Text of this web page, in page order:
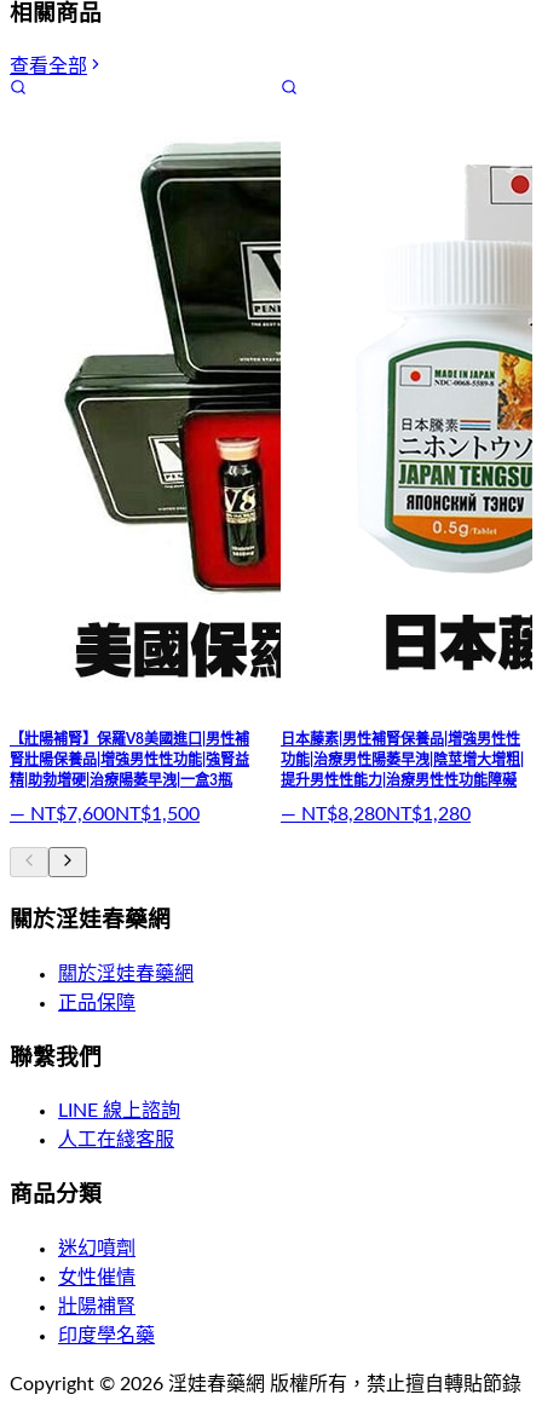
相關商品
查看全部
【壯陽補腎】保羅V8美國進口|男性補
腎壯陽保養品|增強男性性功能|強腎益
精|助勃增硬|治療陽萎早洩|一盒3瓶
— NT$7,600NT$1,500
日本藤素|男性補腎保養品|增強男性性
功能|治療男性陽萎早洩|陰莖增大增粗|
提升男性性能力|治療男性性功能障礙
— NT$8,280NT$1,280
關於淫娃春藥網
關於淫娃春藥網
正品保障
聯繫我們
LINE 線上諮詢
人工在綫客服
商品分類
迷幻噴劑
女性催情
壯陽補腎
印度學名藥
Copyright © 2026 淫娃春藥網 版權所有，禁止擅自轉貼節錄